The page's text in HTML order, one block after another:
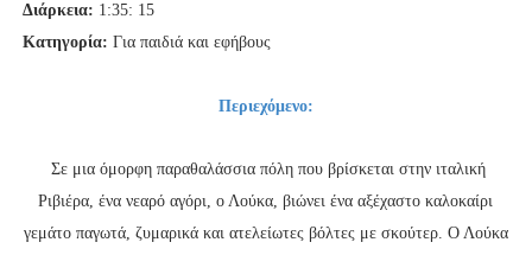
Διάρκεια: 1:35: 15
Κατηγορία: Για παιδιά και εφήβους
Περιεχόμενο:
Σε μια όμορφη παραθαλάσσια πόλη που βρίσκεται στην ιταλική
Ριβιέρα, ένα νεαρό αγόρι, ο Λούκα, βιώνει ένα αξέχαστο καλοκαίρι
γεμάτο παγωτά, ζυμαρικά και ατελείωτες βόλτες με σκούτερ. Ο Λούκα